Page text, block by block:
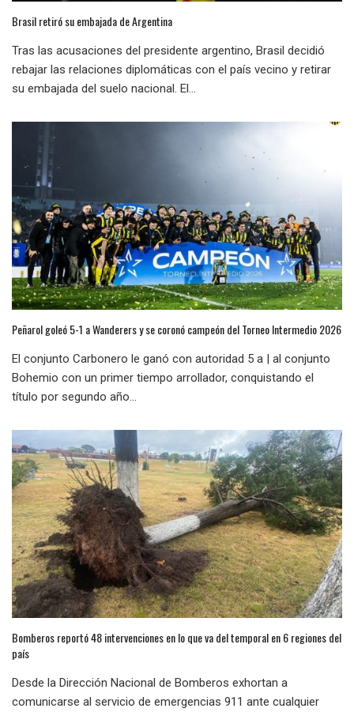
Brasil retiró su embajada de Argentina
Tras las acusaciones del presidente argentino, Brasil decidió
rebajar las relaciones diplomáticas con el país vecino y retirar
su embajada del suelo nacional. El...
Peñarol goleó 5-1 a Wanderers y se coronó campeón del Torneo Intermedio 2026
El conjunto Carbonero le ganó con autoridad 5 a | al conjunto
Bohemio con un primer tiempo arrollador, conquistando el
título por segundo año...
Bomberos reportó 48 intervenciones en lo que va del temporal en 6 regiones del
país
Desde la Dirección Nacional de Bomberos exhortan a
comunicarse al servicio de emergencias 911 ante cualquier